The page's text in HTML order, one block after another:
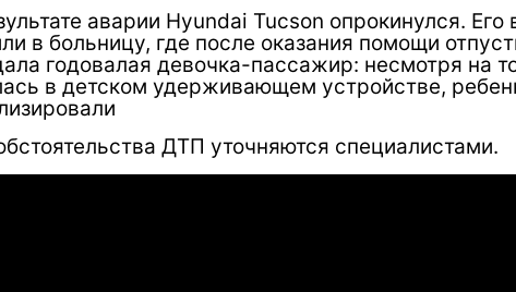
аварии Hyundai Tucson опрокинулся. Его
в больницу, где после оказания помощи
годовалая девочка-пассажир: несмотря на
в детском удерживающем устройстве,
ДТП уточняются специалистами.